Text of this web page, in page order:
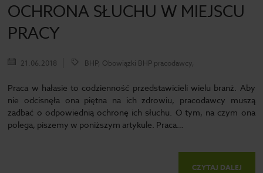
OCHRONA SŁUCHU W MIEJSCU
PRACY
21.06.2018 BHP, Obowiązki BHP pracodawcy,
Praca w hałasie to codzienność przedstawicieli wielu branż. Aby
nie odcisnęła ona piętna na ich zdrowiu, pracodawcy muszą
zadbać o odpowiednią ochronę ich słuchu. O tym, na czym ona
polega, piszemy w poniższym artykule. Praca…
CZYTAJ DALEJ